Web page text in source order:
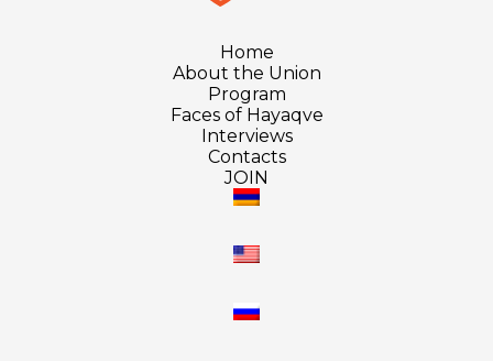
Home
About the Union
Program
Faces of Hayaqve
Interviews
Contacts
JOIN